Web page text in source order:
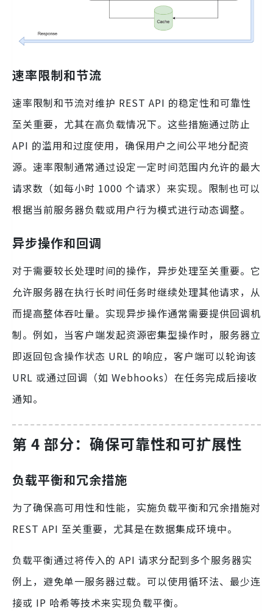
速率限制和节流
速率限制和节流对维护 REST API 的稳定性和可靠性
至关重要，尤其在高负载情况下。这些措施通过防止
API 的滥用和过度使用，确保用户之间公平地分配资
源。速率限制通常通过设定一定时间范围内允许的最大
请求数（如每小时 1000 个请求）来实现。限制也可以
根据当前服务器负载或用户行为模式进行动态调整。
异步操作和回调
对于需要较长处理时间的操作，异步处理至关重要。它
允许服务器在执行长时间任务时继续处理其他请求，从
而提高整体吞吐量。实现异步操作通常需要提供回调机
制。例如，当客户端发起资源密集型操作时，服务器立
即返回包含操作状态 URL 的响应，客户端可以轮询该
URL 或通过回调（如 Webhooks）在任务完成后接收
通知。
第 4 部分：确保可靠性和可扩展性
负载平衡和冗余措施
为了确保高可用性和性能，实施负载平衡和冗余措施对
REST API 至关重要，尤其是在数据集成环境中。
负载平衡通过将传入的 API 请求分配到多个服务器实
例上，避免单一服务器过载。可以使用循环法、最少连
接或 IP 哈希等技术来实现负载平衡。